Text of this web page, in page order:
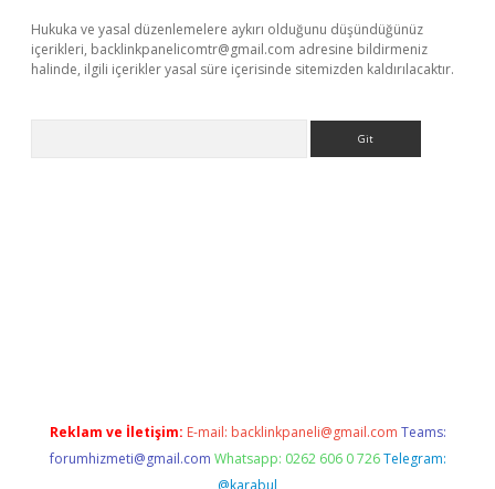
Hukuka ve yasal düzenlemelere aykırı olduğunu düşündüğünüz
içerikleri, backlinkpanelicomtr@gmail.com adresine bildirmeniz
halinde, ilgili içerikler yasal süre içerisinde sitemizden kaldırılacaktır.
Reklam ve İletişim: E-mail: backlinkpaneli@gmail.com Teams:
forumhizmeti@gmail.com Whatsapp: 0262 606 0 726 Telegram:
@karabul